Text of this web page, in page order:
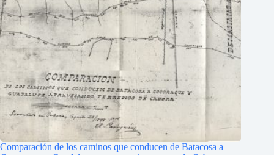
Comparación de los caminos que conducen de Batacosa a